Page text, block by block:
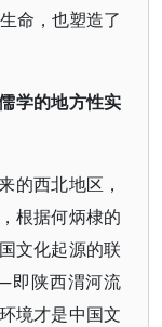
命，也塑造了
学的地方性实
的西北地区，
根据何炳棣的
文化起源的联
陕西渭河流
境才是中国文